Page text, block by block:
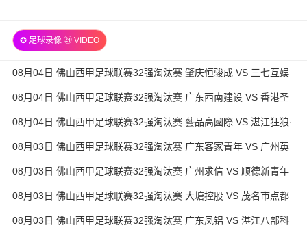
✪ 足球录像 ㉔ VIDEO
08月04日 佛山西甲足球联赛32强淘汰赛 肇庆恒骏成 VS 三七互娱
全场录像
08月04日 佛山西甲足球联赛32强淘汰赛 广东西南建设 VS 香港圣
徒 全场录像
08月04日 佛山西甲足球联赛32强淘汰赛 藝品高國際 VS 湛江狂狼·
粵辉能源 全场录像
08月03日 佛山西甲足球联赛32强淘汰赛 广东客家青年 VS 广州英
华思力U17 全场录像
08月03日 佛山西甲足球联赛32强淘汰赛 广州求信 VS 顺德新青年
全场录像
08月03日 佛山西甲足球联赛32强淘汰赛 大塘控股 VS 茂名市点都
得 全场录像
08月03日 佛山西甲足球联赛32强淘汰赛 广东凤铝 VS 湛江八部科